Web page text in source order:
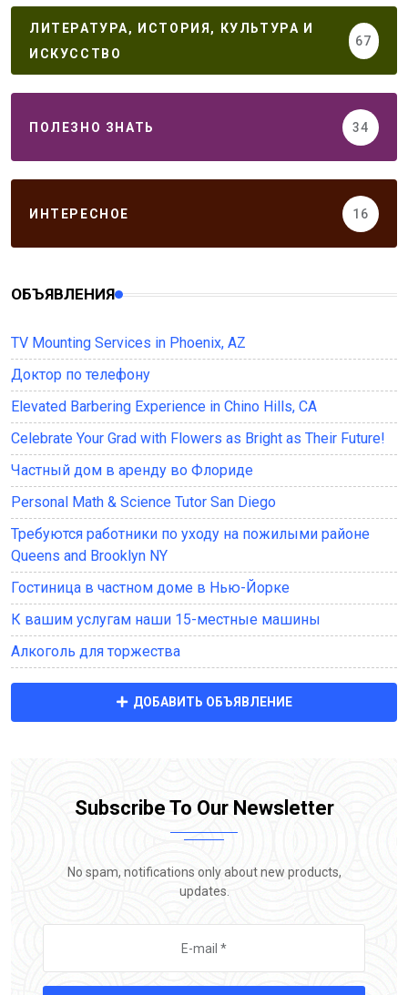
ЛИТЕРАТУРА, ИСТОРИЯ, КУЛЬТУРА И
ИСКУССТВО
67
ПОЛЕЗНО ЗНАТЬ 34
ИНТЕРЕСНОЕ 16
ОБЪЯВЛЕНИЯ
TV Mounting Services in Phoenix, AZ
Доктор по телефону
Elevated Barbering Experience in Chino Hills, CA
Celebrate Your Grad with Flowers as Bright as Their Future!
Частный дом в аренду во Флориде
Personal Math & Science Tutor San Diego
Требуются работники по уходу на пожилыми районе
Queens and Brooklyn NY
Гостиница в частном доме в Нью-Йорке
К вашим услугам наши 15-местные машины
Алкоголь для торжества
ДОБАВИТЬ ОБЪЯВЛЕНИЕ
Subscribe To Our Newsletter
No spam, notifications only about new products,
updates.